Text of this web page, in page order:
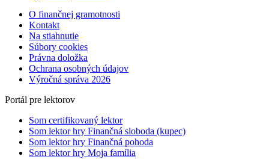
O finančnej gramotnosti
Kontakt
Na stiahnutie
Súbory cookies
Právna doložka
Ochrana osobných údajov
Výročná správa 2026
Portál pre lektorov
Som certifikovaný lektor
Som lektor hry Finančná sloboda (kupec)
Som lektor hry Finančná pohoda
Som lektor hry Moja família